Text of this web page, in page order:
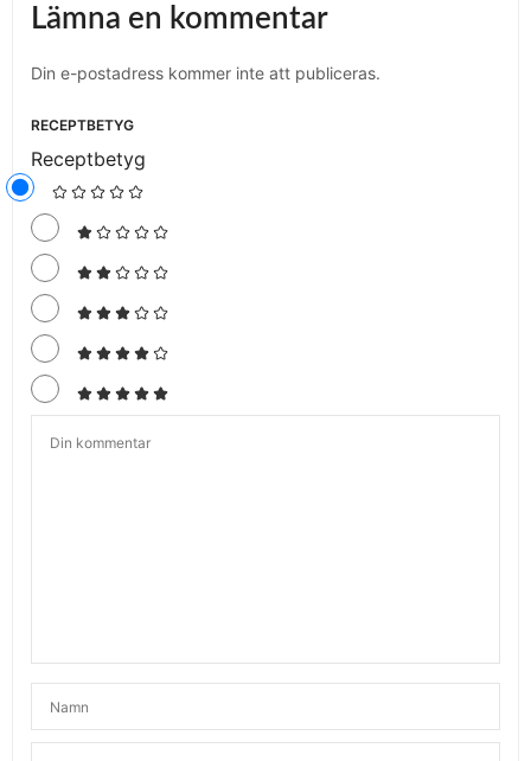
Lämna en kommentar
Din e-postadress kommer inte att publiceras.
RECEPTBETYG
Receptbetyg